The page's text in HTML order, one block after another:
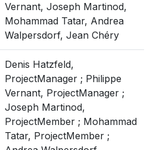
Vernant, Joseph Martinod,
Mohammad Tatar, Andrea
Walpersdorf, Jean Chéry
Denis Hatzfeld,
ProjectManager ; Philippe
Vernant, ProjectManager ;
Joseph Martinod,
ProjectMember ; Mohammad
Tatar, ProjectMember ;